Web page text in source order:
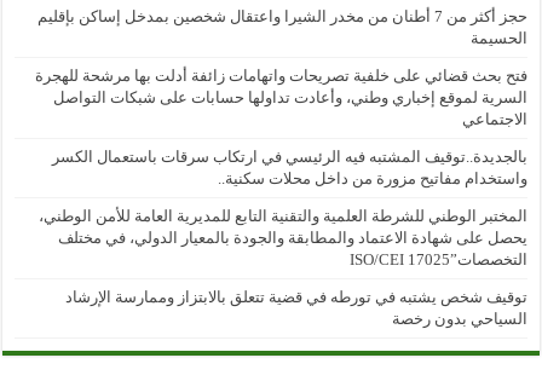
حجز أكثر من 7 أطنان من مخدر الشيرا واعتقال شخصين بمدخل إساكن بإقليم
الحسيمة
فتح بحث قضائي على خلفية تصريحات واتهامات زائفة أدلت بها مرشحة للهجرة
السرية لموقع إخباري وطني، وأعادت تداولها حسابات على شبكات التواصل
الاجتماعي
بالجديدة..توقيف المشتبه فيه الرئيسي في ارتكاب سرقات باستعمال الكسر
واستخدام مفاتيح مزورة من داخل محلات سكنية..
المختبر الوطني للشرطة العلمية والتقنية التابع للمديرية العامة للأمن الوطني،
يحصل على شهادة الاعتماد والمطابقة والجودة بالمعيار الدولي، في مختلف
التخصصات”ISO/CEI 17025
توقيف شخص يشتبه في تورطه في قضية تتعلق بالابتزاز وممارسة الإرشاد
السياحي بدون رخصة